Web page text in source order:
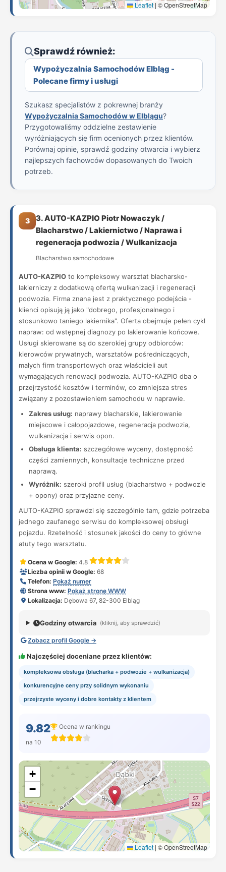
Leaflet | © OpenStreetMap
Sprawdź również:
Wypożyczalnia Samochodów Elbląg -
Polecane firmy i usługi
Szukasz specjalistów z pokrewnej branży
Wypożyczalnia Samochodów w Elblągu?
Przygotowaliśmy oddzielne zestawienie
wyróżniających się firm ocenionych przez klientów.
Porównaj opinie, sprawdź godziny otwarcia i wybierz
najlepszych fachowców dopasowanych do Twoich
potrzeb.
3
3. AUTO-KAZPIO Piotr Nowaczyk /
Blacharstwo / Lakiernictwo / Naprawa i
regeneracja podwozia / Wulkanizacja
Blacharstwo samochodowe
AUTO-KAZPIO to kompleksowy warsztat blacharsko-
lakierniczy z dodatkową ofertą wulkanizacji i regeneracji
podwozia. Firma znana jest z praktycznego podejścia -
klienci opisują ją jako "dobrego, profesjonalnego i
stosunkowo taniego lakiernika". Oferta obejmuje pełen cykl
napraw: od wstępnej diagnozy po lakierowanie końcowe.
Usługi skierowane są do szerokiej grupy odbiorców:
kierowców prywatnych, warsztatów pośredniczących,
małych firm transportowych oraz właścicieli aut
wymagających renowacji podwozia. AUTO-KAZPIO dba o
przejrzystość kosztów i terminów, co zmniejsza stres
związany z pozostawieniem samochodu w naprawie.
Zakres usług: naprawy blacharskie, lakierowanie
miejscowe i całopojazdowe, regeneracja podwozia,
wulkanizacja i serwis opon.
Obsługa klienta: szczegółowe wyceny, dostępność
części zamiennych, konsultacje techniczne przed
naprawą.
Wyróżnik: szeroki profil usług (blacharstwo + podwozie
+ opony) oraz przyjazne ceny.
AUTO-KAZPIO sprawdzi się szczególnie tam, gdzie potrzeba
jednego zaufanego serwisu do kompleksowej obsługi
pojazdu. Rzetelność i stosunek jakości do ceny to główne
atuty tego warsztatu.
Ocena w Google: 4.8
Liczba opinii w Google: 68
Telefon: Pokaż numer
Strona www: Pokaż stronę WWW
Lokalizacja: Dębowa 67, 82-300 Elbląg
Godziny otwarcia (kliknij, aby sprawdzić)
Zobacz profil Google →
Najczęściej doceniane przez klientów:
kompleksowa obsługa (blacharka + podwozie + wulkanizacja)
konkurencyjne ceny przy solidnym wykonaniu
przejrzyste wyceny i dobre kontakty z klientem
9.82
na 10
Ocena w rankingu
+
−
Leaflet | © OpenStreetMap